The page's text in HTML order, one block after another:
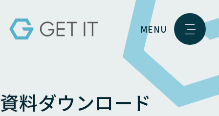
MENU
資料ダウンロード